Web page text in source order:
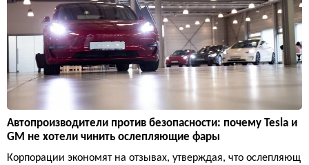
Автопроизводители против безопасности: почему Tesla и
GM не хотели чинить ослепляющие фары
Корпорации экономят на отзывах, утверждая, что ослепляющ